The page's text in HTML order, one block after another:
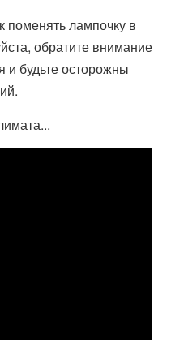
поменять лампочку в
обратите внимание
и будьте осторожны